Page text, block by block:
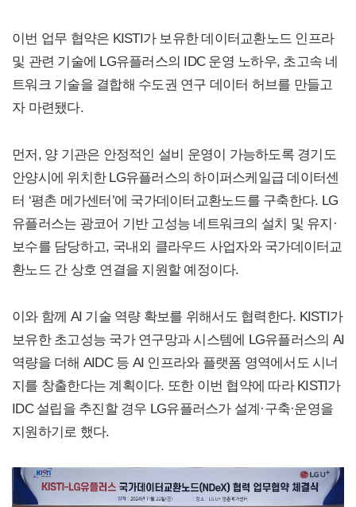
이번 업무 협약은 KISTI가 보유한 데이터교환노드 인프라
및 관련 기술에 LG유플러스의 IDC 운영 노하우, 초고속 네
트워크 기술을 결합해 수도권 연구 데이터 허브를 만들고
자 마련됐다.
먼저, 양 기관은 안정적인 설비 운영이 가능하도록 경기도
안양시에 위치한 LG유플러스의 하이퍼스케일급 데이터센
터 ‘평촌 메가센터’에 국가데이터교환노드를 구축한다. LG
유플러스는 광코어 기반 고성능 네트워크의 설치 및 유지·
보수를 담당하고, 국내외 클라우드 사업자와 국가데이터교
환노드 간 상호 연결을 지원할 예정이다.
이와 함께 AI 기술 역량 확보를 위해서도 협력한다. KISTI가
보유한 초고성능 국가 연구망과 시스템에 LG유플러스의 AI
역량을 더해 AIDC 등 AI 인프라와 플랫폼 영역에서도 시너
지를 창출한다는 계획이다. 또한 이번 협약에 따라 KISTI가
IDC 설립을 추진할 경우 LG유플러스가 설계·구축·운영을
지원하기로 했다.